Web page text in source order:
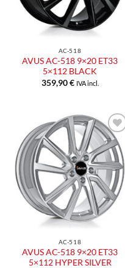
AC-518
AVUS AC-518 9×20 ET33
5×112 BLACK
359,90€ IVA incl.
Aggiungi
alla lista
dei
desideri
AC-518
AVUS AC-518 9×20 ET33
5×112 HYPER SILVER